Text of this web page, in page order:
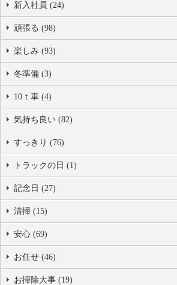
新入社員 (24)
頑張る (98)
楽しみ (93)
冬準備 (3)
10ｔ車 (4)
気持ち良い (82)
すっきり (76)
トラックの日 (1)
記念日 (27)
清掃 (15)
安心 (69)
お任せ (46)
お掃除大事 (19)